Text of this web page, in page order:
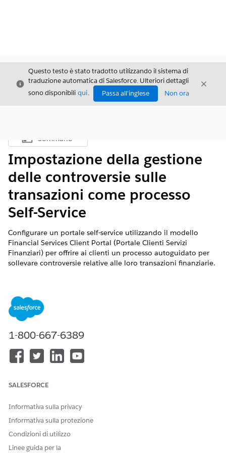
Chiudi
Questo testo è stato tradotto utilizzando il sistema di
traduzione automatica di Salesforce. Ulteriori dettagli
sono disponibili qui. Passa all'inglese Non ora
Chiudi
Mostra sommario
Sommario
Impostazione della gestione
delle controversie sulle
transazioni come processo
Self-Service
Configurare un portale self-service utilizzando il modello
Financial Services Client Portal (Portale Clienti Servizi
Finanziari) per offrire ai clienti un processo autoguidato per
sollevare controversie relative alle loro transazioni finanziarie.
Disponibile nelle versioni: Lightning Experience
Disponibile nelle versioni:
Edition
e Unlimited Edition
Prima di iniziare, assicurarsi di aver impostato il processo di
servizio Gestione delle controversie sulle transazioni. Vedere
sulle transazioni.
controversie sulle transazioni per Self-Service nel Portale
Clienti Financial Services. Completare tutti i passaggi in
Processes.
Assegnare le autorizzazioni utente per accedere alle
1-800-667-6389
SALESFORCE
Informativa sulla privacy
Informativa sulla protezione
Condizioni di utilizzo
Linee guida per la